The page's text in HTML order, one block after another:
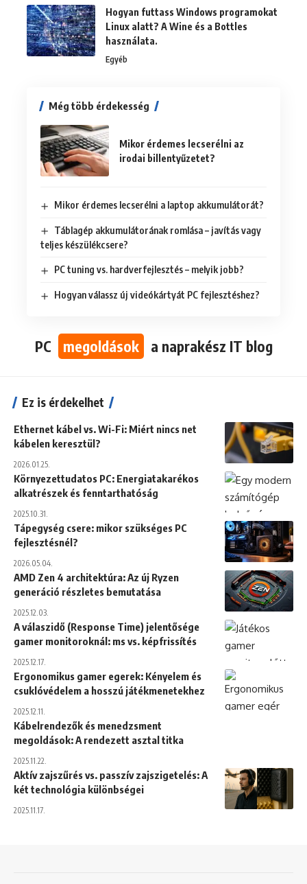
Hogyan futtass Windows programokat
Linux alatt? A Wine és a Bottles
használata.
Egyéb
Még több érdekesség
Mikor érdemes lecserélni az
irodai billentyűzetet?
Mikor érdemes lecserélni a laptop akkumulátorát?
Táblagép akkumulátorának romlása – javítás vagy
teljes készülékcsere?
PC tuning vs. hardverfejlesztés – melyik jobb?
Hogyan válassz új videókártyát PC fejlesztéshez?
PC megoldások a naprakész IT blog
Ez is érdekelhet
Ethernet kábel vs. Wi-Fi: Miért nincs net
kábelen keresztül?
2026.01.25.
Környezettudatos PC: Energiatakarékos
alkatrészek és fenntarthatóság
2025.10.31.
Tápegység csere: mikor szükséges PC
fejlesztésnél?
2026.05.04.
AMD Zen 4 architektúra: Az új Ryzen
generáció részletes bemutatása
2025.12.03.
A válaszidő (Response Time) jelentősége
gamer monitoroknál: ms vs. képfrissítés
2025.12.17.
Ergonomikus gamer egerek: Kényelem és
csuklóvédelem a hosszú játékmenetekhez
2025.12.11.
Kábelrendezők és menedzsment
megoldások: A rendezett asztal titka
2025.11.22.
Aktív zajszűrés vs. passzív zajszigetelés: A
két technológia különbségei
2025.11.17.